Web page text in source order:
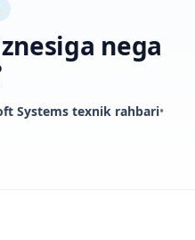
nega
Systems texnik rahbari•